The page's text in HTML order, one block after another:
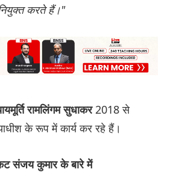
करते हैं।"
रामलिंगम सुधाकर 2018 से
के रूप में कार्य कर रहे हैं।
संजय कुमार के बारे में